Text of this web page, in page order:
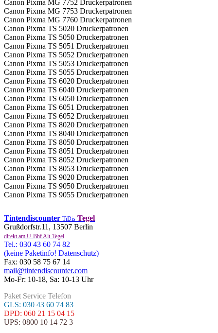
Canon Pixma MG 7752 Druckerpatronen
Canon Pixma MG 7753 Druckerpatronen
Canon Pixma MG 7760 Druckerpatronen
Canon Pixma TS 5020 Druckerpatronen
Canon Pixma TS 5050 Druckerpatronen
Canon Pixma TS 5051 Druckerpatronen
Canon Pixma TS 5052 Druckerpatronen
Canon Pixma TS 5053 Druckerpatronen
Canon Pixma TS 5055 Druckerpatronen
Canon Pixma TS 6020 Druckerpatronen
Canon Pixma TS 6040 Druckerpatronen
Canon Pixma TS 6050 Druckerpatronen
Canon Pixma TS 6051 Druckerpatronen
Canon Pixma TS 6052 Druckerpatronen
Canon Pixma TS 8020 Druckerpatronen
Canon Pixma TS 8040 Druckerpatronen
Canon Pixma TS 8050 Druckerpatronen
Canon Pixma TS 8051 Druckerpatronen
Canon Pixma TS 8052 Druckerpatronen
Canon Pixma TS 8053 Druckerpatronen
Canon Pixma TS 9020 Druckerpatronen
Canon Pixma TS 9050 Druckerpatronen
Canon Pixma TS 9055 Druckerpatronen
Tintendiscounter TiDis Tegel
Grußdorfstr.11, 13507 Berlin
direkt am U-Bhf Alt-Tegel
Tel.: 030 43 60 74 82
(keine Paketinfo! Datenschutz)
Fax: 030 58 75 67 14
mail@tintendiscounter.com
Mo-Fr: 10-18, Sa: 10-13 Uhr
Paket Service Telefon
GLS: 030 43 60 74 83
DPD: 060 21 15 04 15
UPS: 0800 10 14 72 3